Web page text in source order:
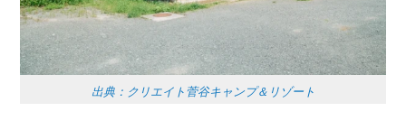
出典：クリエイト菅谷キャンプ＆リゾート